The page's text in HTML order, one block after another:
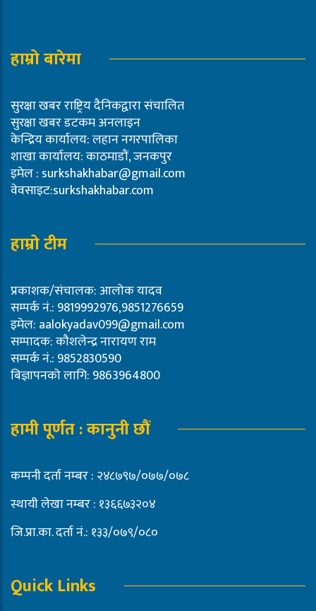
हाम्रो बारेमा
सुरक्षा खबर राष्ट्रिय दैनिकद्वारा संचालित
सुरक्षा खबर डटकम अनलाइन
केन्द्रिय कार्यालय: लहान नगरपालिका
शाखा कार्यालय: काठमाडौं, जनकपुर
इमेल : surkshakhabar@gmail.com
वेवसाइट:surkshakhabar.com
हाम्रो टीम
प्रकाशक/संचालक: आलोक यादव
सम्पर्क नं.: 9819992976,9851276659
इमेल: aalokyadav099@gmail.com
सम्पादक: कौशलेन्द्र नारायण राम
सम्पर्क नं.: 9852830590
बिज्ञापनको लागि: 9863964800
हामी पूर्णत : कानुनी छौं
कम्पनी दर्ता नम्बर : २४८७९७/०७७/०७८
स्थायी लेखा नम्बर : १३६६७३२०४
जि.प्रा.का. दर्ता नं.: १३३/०७९/०८०
Quick Links